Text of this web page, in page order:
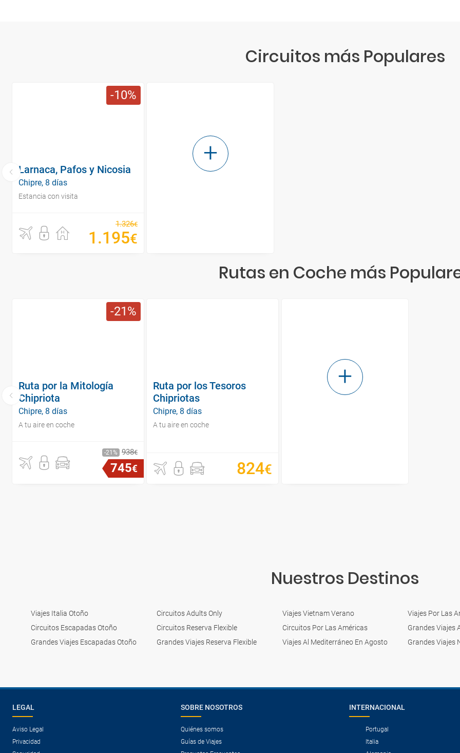
Circuitos más Populares
10
Larnaca, Pafos y Nicosia
Chipre, 8 días
Estancia con visita
1.326€
1 .195€
Rutas en Coche más
21
Ruta por la Mitología
Chipriota
Chipre, 8 días
A tu aire en coche
21 938€
745€
Ruta por los Tesoros
Chipriotas
Chipre, 8 días
A tu aire en coche
824€
Nuestros Destinos
Viajes Italia Otoño Circuitos Adults Only Viajes Vietnam Verano
Viajes Por Las
Circuitos Escapadas Otoño
Circuitos Reserva Flexible Circuitos Por Las Américas
Grandes Viajes
Grandes Viajes Escapadas Otoño
Grandes Viajes Reserva Flexible Viajes Al Mediterráneo En Agosto Grandes Viajes
LEGAL
Aviso Legal
Privacidad
SOBRE NOSOTROS
Quiénes somos
Guías de Viajes
INTERNACIONAL
Portugal
Italia